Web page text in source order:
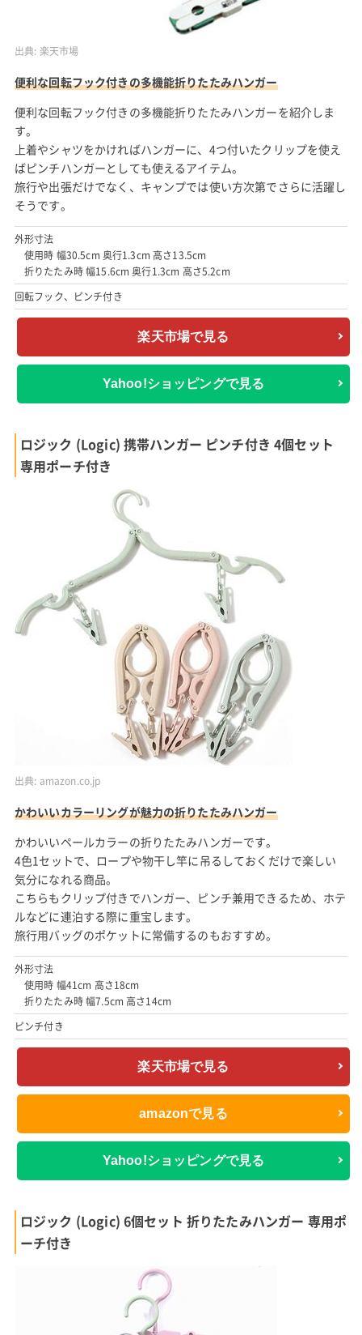
出典: 楽天市場
便利な回転フック付きの多機能折りたたみハンガー
便利な回転フック付きの多機能折りたたみハンガーを紹介しま
す。
上着やシャツをかければハンガーに、4つ付いたクリップを使え
ばピンチハンガーとしても使えるアイテム。
旅行や出張だけでなく、キャンプでは使い方次第でさらに活躍し
そうです。
外形寸法
使用時 幅30.5cm 奥行1.3cm 高さ13.5cm
折りたたみ時 幅15.6cm 奥行1.3cm 高さ5.2cm
回転フック、ピンチ付き
楽天市場で見る
Yahoo!ショッピングで見る
ロジック (Logic) 携帯ハンガー ピンチ付き 4個セット
専用ポーチ付き
出典: amazon.co.jp
かわいいカラーリングが魅力の折りたたみハンガー
かわいいペールカラーの折りたたみハンガーです。
4色1セットで、ロープや物干し竿に吊るしておくだけで楽しい
気分になれる商品。
こちらもクリップ付きでハンガー、ピンチ兼用できるため、ホテ
ルなどに連泊する際に重宝します。
旅行用バッグのポケットに常備するのもおすすめ。
外形寸法
使用時 幅41cm 高さ18cm
折りたたみ時 幅7.5cm 高さ14cm
ピンチ付き
楽天市場で見る
amazonで見る
Yahoo!ショッピングで見る
ロジック (Logic) 6個セット 折りたたみハンガー 専用ポ
ーチ付き